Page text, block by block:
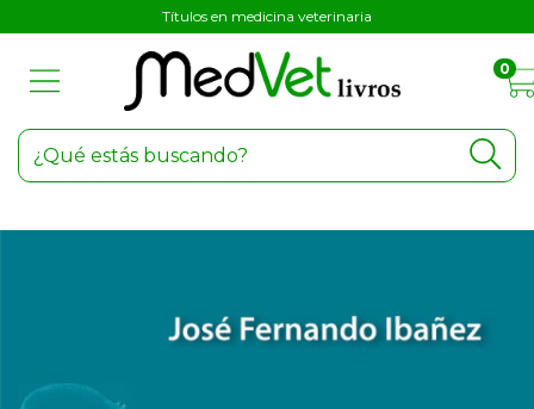
Títulos en medicina veterinaria
0